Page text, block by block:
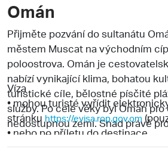
Omán
Přijměte pozvání do sultanátu
městem Muscat na východním
poloostrova. Omán je
nabízí vynikající klima, bohatou
turistické cíle, bělostné písčité
služby. Po celé věky byl Omán
nedostupnou zemí. Snad právě
velké míře zachovány typicky
Víza
• mohou turisté vyřídit
stránku https://evisa.rop.gov.om
• nebo po příletu do destinace